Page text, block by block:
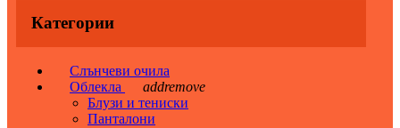
Категории
Слънчеви очила
Облекла
addremove
Блузи и тениски
Панталони